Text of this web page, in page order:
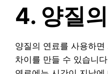
4. 양질
양질의 연료를 사용하
차이를 만들 수 있습니